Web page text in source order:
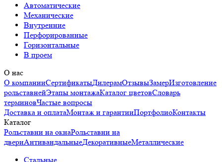
Автоматические
Механические
Внутренние
Перфорированные
Горизонтальные
В проем
О нас
О компанииСертификатыДилерамОтзывыЗамерИзготовление
рольставнейЭтапы монтажаКаталог цветовСловарь
терминовЧастые вопросы
Доставка и оплатаМонтаж и гарантииПортфолиоКонтакты
Каталог
Рольставни на окнаРольставни на
двериАнтивандальныеДекоративныеМеталлические
Стальные